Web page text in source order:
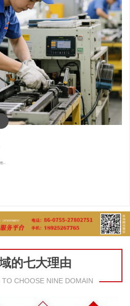
...
的七大理由
TO CHOOSE NINE DOMAIN